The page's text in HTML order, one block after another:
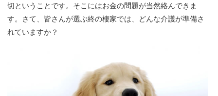
切ということです。そこにはお金の問題が当然絡んできま
す。さて、皆さんが選ぶ終の棲家では、どんな介護が準備さ
れていますか？